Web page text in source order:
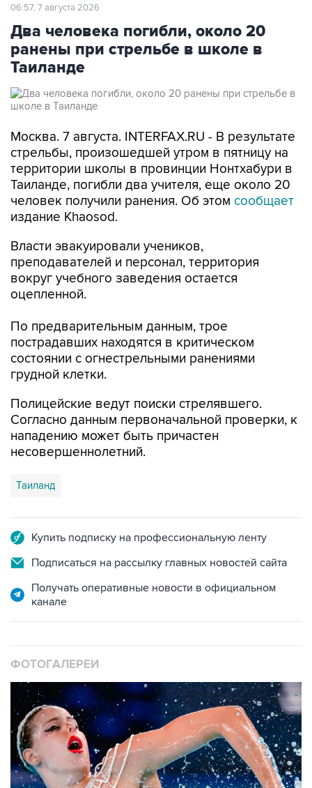
ранены при стрельбе в школе в
Таиланде
Москва. 7 августа. INTERFAX.RU - В результате
территории школы в провинции Нонтхабури в
Таиланде, погибли два учителя, еще около 20
человек получили ранения. Об этомсообщает
издание Khaosod.
Власти эвакуировали учеников,
вокруг учебного заведения остается
оцепленной.
По предварительным данным, трое
состоянии с огнестрельными ранениями
грудной клетки.
Полицейские ведут поиски стрелявшего.
нападению может быть причастен
несовершеннолетний.
Таиланд
Подписаться на рассылку главных новостей сайта
Получать оперативные новости в официальном
канале